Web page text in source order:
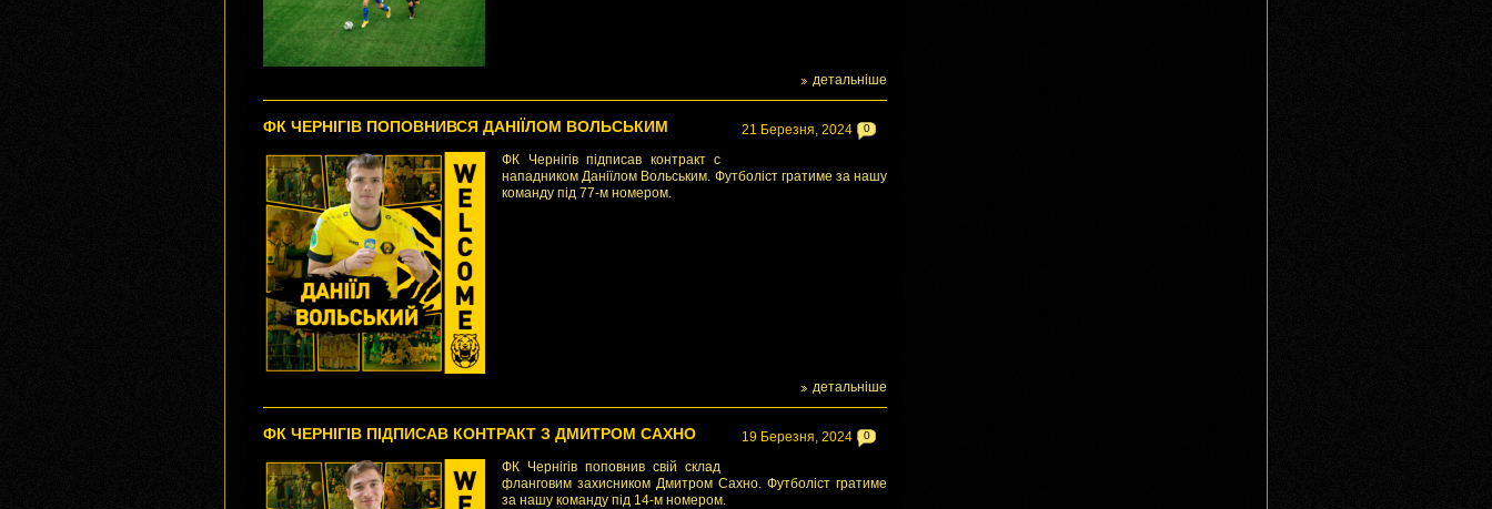
детальніше
0
21 Березня, 2024
ФК ЧЕРНІГІВ ПОПОВНИВСЯ ДАНІЇЛОМ ВОЛЬСЬКИМ
ФК Чернігів підписав контракт с
нападником Даніїлом Вольським. Футболіст гратиме за нашу
команду під 77-м номером.
детальніше
0
19 Березня, 2024
ФК ЧЕРНІГІВ ПІДПИСАВ КОНТРАКТ З ДМИТРОМ САХНО
ФК Чернігів поповнив свій склад
фланговим захисником Дмитром Сахно. Футболіст гратиме
за нашу команду під 14-м номером.